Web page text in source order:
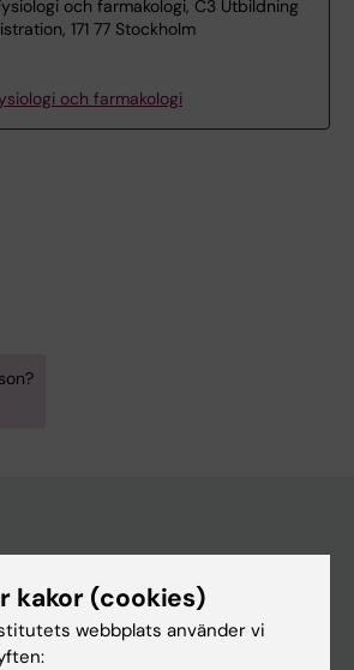
och farmakologi, C3 Utbildning
171 77 Stockholm
och farmakologi
kakor (cookies)
webbplats använder vi